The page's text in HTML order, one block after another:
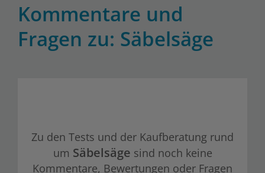
Kommentare und
Fragen zu: Säbelsäge
Zu den Tests und der Kaufberatung rund
um Säbelsäge sind noch keine
Kommentare, Bewertungen oder Fragen